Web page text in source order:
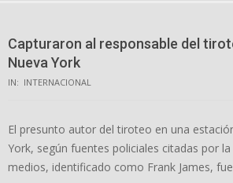
Capturaron al responsable del
Nueva York
IN: INTERNACIONAL
El presunto autor del tiroteo en una
York, según fuentes policiales citadas por
medios, identificado como Frank James,